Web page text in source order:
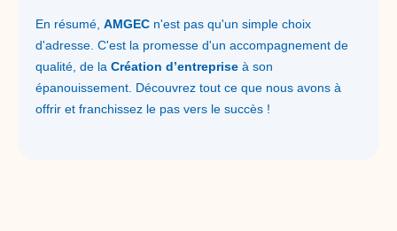
En résumé, AMGEC n'est pas qu'un simple choix
d'adresse. C'est la promesse d'un accompagnement de
qualité, de la Création d’entreprise à son
épanouissement. Découvrez tout ce que nous avons à
offrir et franchissez le pas vers le succès !